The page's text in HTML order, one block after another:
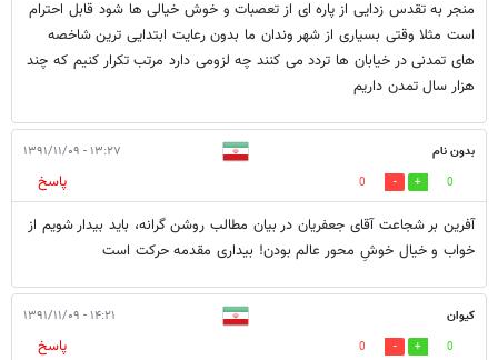
منجر به تقدس زدایی از پاره ای از تعصبات و خوش خیالی ها شود قابل احترام
است مثلا وقتی بسیاری از شهر وندان ما بدون رعایت ابتدایی ترین شاخصه
های تمدنی در خیابان ها تردد می کنند چه لزومی دارد مرتب تکرار کنیم که چند
هزار سال تمدن داریم
بدون نام ۱۳:۲۷ - ۱۳۹۱/۱۱/۰۹
0
0
پاسخ
آفرین بر شجاعت آقای جعفریان در بیان مطالب روشن گرانه، باید بیدار شویم از
خواب و خیال خوشِ محور عالم بودن! بیداری مقدمه حرکت است
کیوان ۱۴:۲۱ - ۱۳۹۱/۱۱/۰۹
0
0
پاسخ